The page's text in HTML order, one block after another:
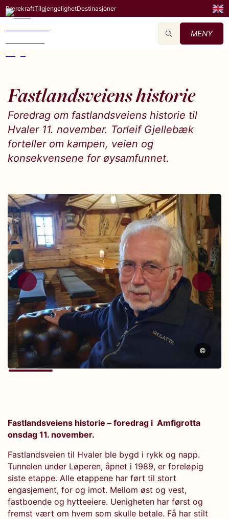
BærekraftTilgjengelighetDestinasjoner
MENY
Fastlandsveiens historie
Foredrag om fastlandsveiens historie til
Hvaler 11. november. Torleif Gjellebæk
forteller om kampen, veien og
konsekvensene for øysamfunnet.
©
Fastlandsveiens historie – foredrag i Amfigrotta
onsdag 11. november.
Fastlandsveien til Hvaler ble bygd i rykk og napp.
Tunnelen under Løperen, åpnet i 1989, er foreløpig
siste etappe. Alle etappene har ført til stort
engasjement, for og imot. Mellom øst og vest,
fastboende og hytteeiere. Uenigheten har først og
fremst vært om hvem som skulle betale. Få har stilt